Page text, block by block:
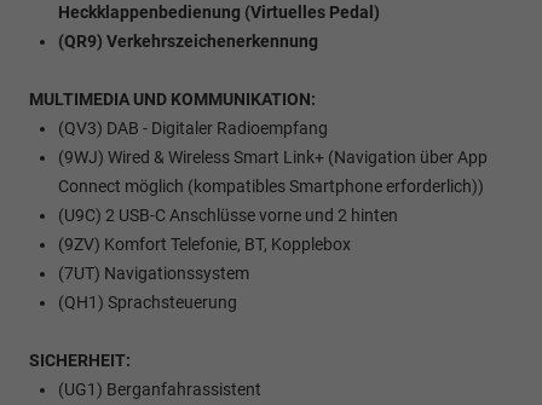
Heckklappenbedienung (Virtuelles Pedal)
(QR9) Verkehrszeichenerkennung
MULTIMEDIA UND KOMMUNIKATION:
(QV3) DAB - Digitaler Radioempfang
(9WJ) Wired & Wireless Smart Link+ (Navigation über App
Connect möglich (kompatibles Smartphone erforderlich))
(U9C) 2 USB-C Anschlüsse vorne und 2 hinten
(9ZV) Komfort Telefonie, BT, Kopplebox
(7UT) Navigationssystem
(QH1) Sprachsteuerung
SICHERHEIT:
(UG1) Berganfahrassistent